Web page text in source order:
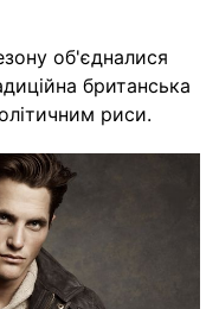
об'єдналися
британська
риси.